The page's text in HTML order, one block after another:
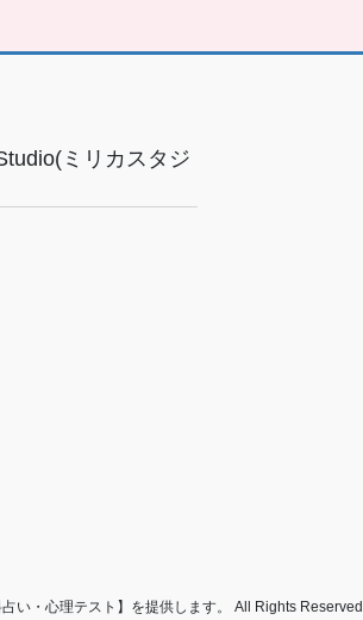
ミリカスタジ
い・心理テスト】を提供します。 All Rights Reserved.